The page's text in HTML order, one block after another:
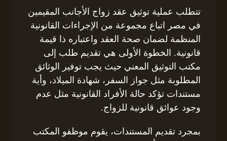
تتطلب عملية توثيق عقد زواج الأجانب المقيمين
في مصر اتباع مجموعة من الإجراءات القانونية
المنظمة لضمان صحة العقد واعتباره ذا قيمة
قانونية. الخطوة الأولى هي تقديم طلب إلى
مكتب التوثيق المعني حيث يجب توفير الوثائق
المطلوبة مثل جواز السفر، شهادة الميلاد، وأية
مستندات تؤكد حالة الأفراد القانونية مثل عدم
وجود عوائق قانونية للزواج.
بمجرد تقديم المستندات، يقوم موظفو المكتب